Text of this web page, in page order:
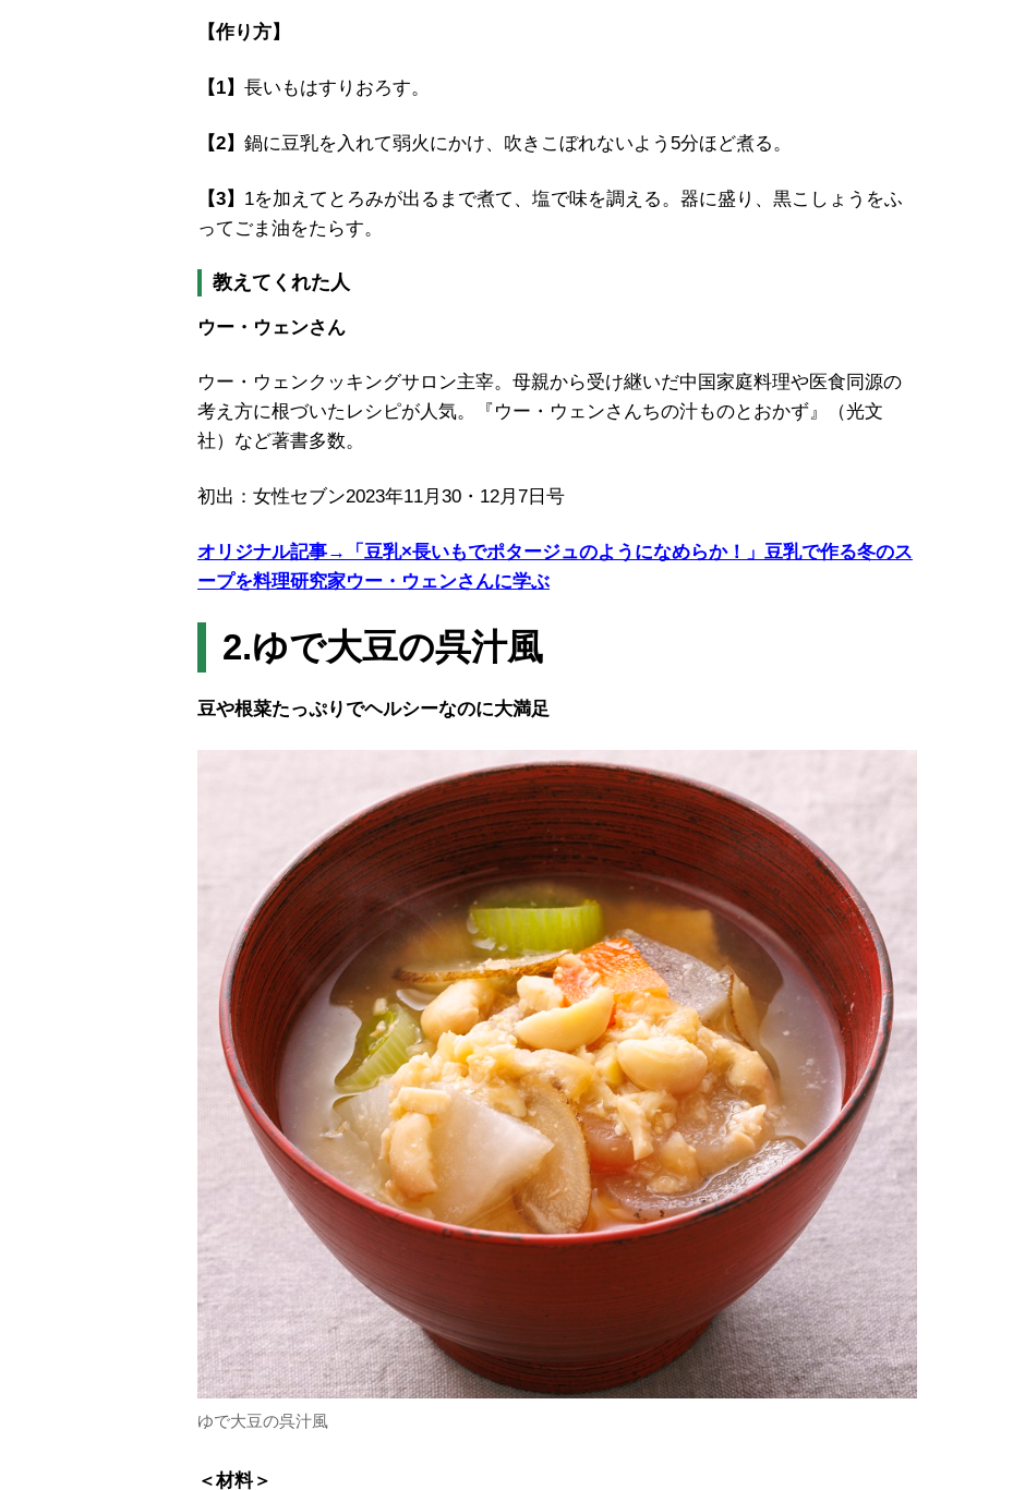
【作り方】
【1】 長いもはすりおろす。
【2】 鍋に豆乳を入れて弱火にかけ、吹きこぼれないよう5分ほど煮る。
【3】 1を加えてとろみが出るまで煮て、塩で味を調える。器に盛り、黒こしょうをふ
ってごま油をたらす。
教えてくれた人
ウー・ウェンさん
ウー・ウェンクッキングサロン主宰。母親から受け継いだ中国家庭料理や医食同源の
考え方に根づいたレシピが人気。『ウー・ウェンさんちの汁ものとおかず』（光文
社）など著書多数。
初出：女性セブン2023年11月30・12月7日号
オリジナル記事→「豆乳×長いもでポタージュのようになめらか！」豆乳で作る冬のス
ープを料理研究家ウー・ウェンさんに学ぶ
2.ゆで大豆の呉汁風
豆や根菜たっぷりでヘルシーなのに大満足
ゆで大豆の呉汁風
＜材料＞